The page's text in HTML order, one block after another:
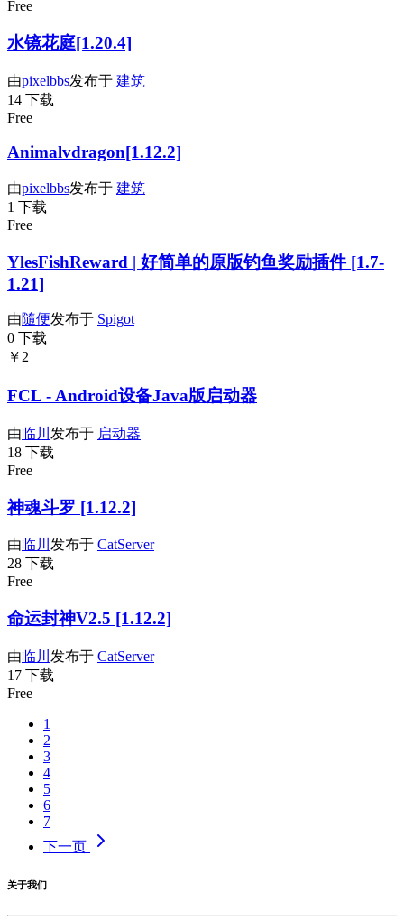
Free
水镜花庭[1.20.4]
由pixelbbs发布于 建筑
14 下载
Free
Animalvdragon[1.12.2]
由pixelbbs发布于 建筑
1 下载
Free
YlesFishReward | 好简单的原版钓鱼奖励插件 [1.7-
1.21]
由隨便发布于 Spigot
0 下载
￥2
FCL - Android设备Java版启动器
由临川 发布于 启动器
18 下载
Free
神魂斗罗 [1.12.2]
由临川 发布于 CatServer
28 下载
Free
命运封神V2.5 [1.12.2]
由临川 发布于 CatServer
17 下载
Free
1
2
3
4
5
6
7
下一页
关于我们